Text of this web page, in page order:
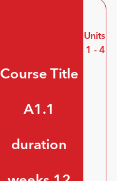
Units
1 - 4
Course Title
A1.1
duration